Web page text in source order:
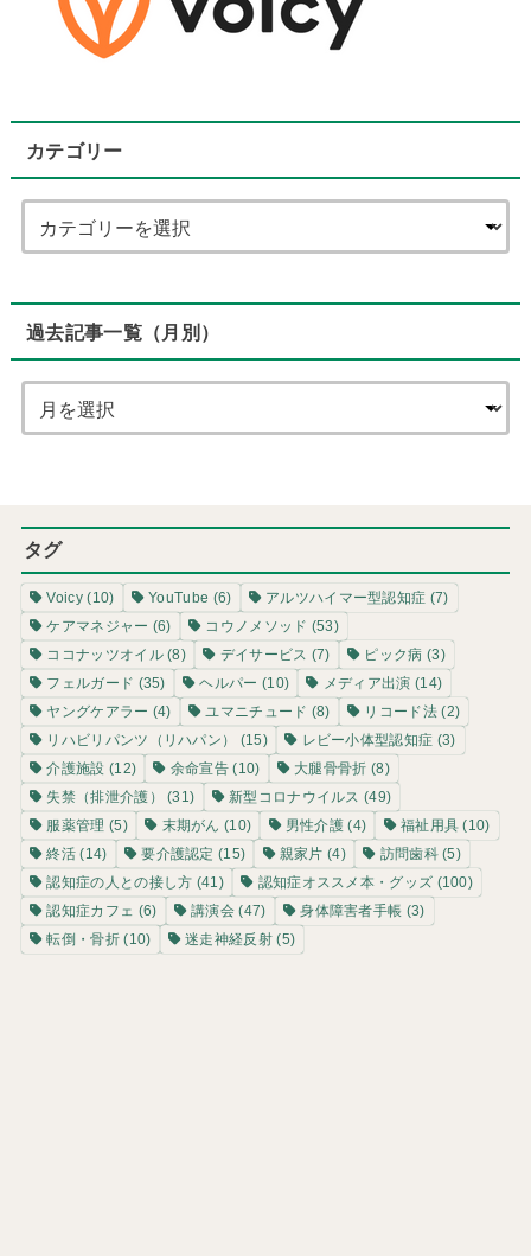
カテゴリー
過去記事一覧（月別）
タグ
Voicy(10) YouTube (6) アルツハイマー型認知症 (7)
ケアマネジャー (6) コウノメソッド (53)
ココナッツオイル(8) デイサービス (7) ピック病 (3)
フェルガード (35) ヘルパー (10) メディア出演 (14)
ヤングケアラー (4) ユマニチュード (8) リコード法(2)
リハビリパンツ（リハパン）
(15) レビー小体型認知症 (3)
介護施設 (12) 余命宣告 (10) 大腿骨骨折 (8)
失禁（排泄介護）
(31) 新型コロナウイルス (49)
服薬管理 (5) 末期がん (10) 男性介護 (4) 福祉用具 (10)
終活 (14) 要介護認定 (15) 親家片 (4) 訪問歯科(5)
認知症の人との接し方 (41) 認知症オススメ本・グッズ (100)
認知症カフェ (6) 講演会 (47) 身体障害者手帳 (3)
転倒・骨折(10) 迷走神経反射(5)